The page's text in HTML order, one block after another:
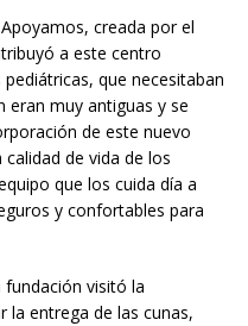
creada por el
a este centro
que necesitaban
eran muy antiguas y se
de este nuevo
de vida de los
que los cuida día a
y confortables para
fundación visitó la
la entrega de las cunas,